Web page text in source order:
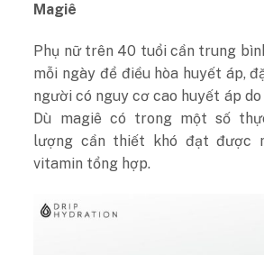
Magiê
Phụ nữ trên 40 tuổi cần trung
mỗi ngày để điều hòa huyết áp,
người có nguy cơ cao huyết áp
Dù magiê có trong một số
lượng cần thiết khó đạt được
vitamin tổng hợp.